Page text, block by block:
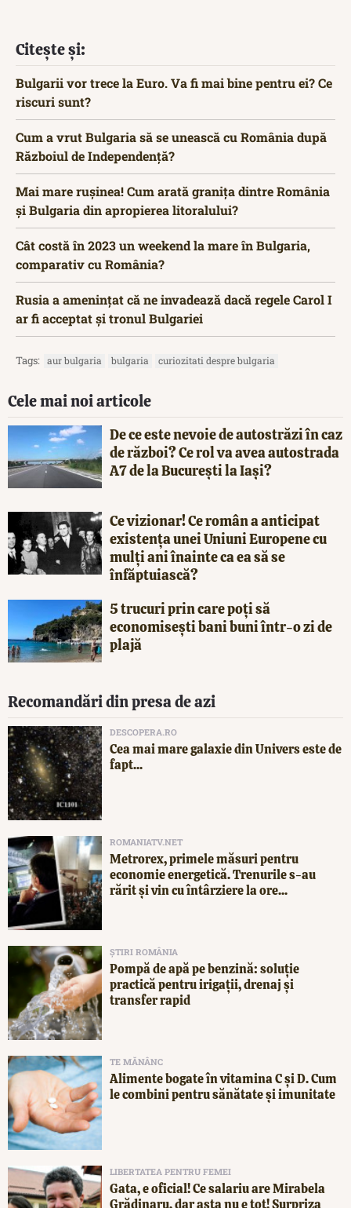
Citește și:
Bulgarii vor trece la Euro. Va fi mai bine pentru ei? Ce
riscuri sunt?
Cum a vrut Bulgaria să se unească cu România după
Războiul de Independență?
Mai mare rușinea! Cum arată granița dintre România
și Bulgaria din apropierea litoralului?
Cât costă în 2023 un weekend la mare în Bulgaria,
comparativ cu România?
Rusia a amenințat că ne invadează dacă regele Carol I
ar fi acceptat și tronul Bulgariei
Tags: aur bulgaria bulgaria curiozitati despre bulgaria
Cele mai noi articole
De ce este nevoie de autostrăzi în caz
de război? Ce rol va avea autostrada
A7 de la București la Iași?
Ce vizionar! Ce român a anticipat
existența unei Uniuni Europene cu
mulți ani înainte ca ea să se
înfăptuiască?
5 trucuri prin care poți să
economisești bani buni într-o zi de
plajă
Recomandări din presa de azi
DESCOPERA.RO
Cea mai mare galaxie din Univers este de
fapt...
ROMANIATV.NET
Metrorex, primele măsuri pentru
economie energetică. Trenurile s-au
rărit și vin cu întârziere la ore...
ȘTIRI ROMÂNIA
Pompă de apă pe benzină: soluție
practică pentru irigații, drenaj și
transfer rapid
TE MĂNÂNC
Alimente bogate în vitamina C și D. Cum
le combini pentru sănătate și imunitate
LIBERTATEA PENTRU FEMEI
Gata, e oficial! Ce salariu are Mirabela
Grădinaru, dar asta nu e tot! Surpriza